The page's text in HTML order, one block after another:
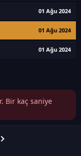
01 Ağu 2024
01 Ağu 2024
01 Ağu 2024
Bir kaç saniye